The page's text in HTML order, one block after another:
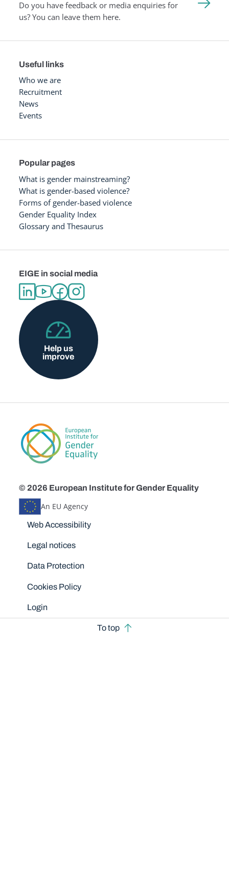
Do you have feedback or media enquiries for
us? You can leave them here.
Useful links
Who we are
Recruitment
News
Events
Popular pages
What is gender mainstreaming?
What is gender-based violence?
Forms of gender-based violence
Gender Equality Index
Glossary and Thesaurus
EIGE in social media
Help us
improve
© 2026 European Institute for Gender Equality
An EU Agency
Disclaimers
Web Accessibility
Legal notices
Data Protection
Cookies Policy
Login
To top